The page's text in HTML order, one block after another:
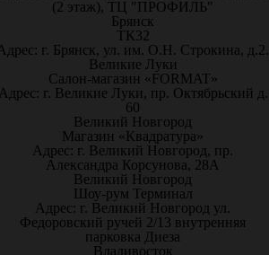
(2 этаж), ТЦ "ПРОФИЛЬ"
Брянск
ТК32
г. Брянск, ул. им. О.Н. Строкина, д.2.
Великие Луки
Салон-магазин «FORMAT»
г. Великие Луки, пр. Октябрьский д.
60
Великий Новгород
Магазин «Квадратура»
Адрес: г. Великий Новгород, пр.
Александра Корсунова, 28А
Великий Новгород
Шоу-рум Терминал
Адрес: г. Великий Новгород ул.
Федоровский ручей 2/13 внутренняя
парковка Диеза
Владивосток